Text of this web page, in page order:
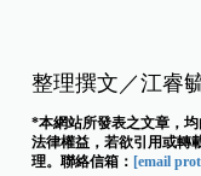
整理撰文／江睿
*本網站所發表之文章，
法律權益，若欲引用或轉
理。聯絡信箱： [email